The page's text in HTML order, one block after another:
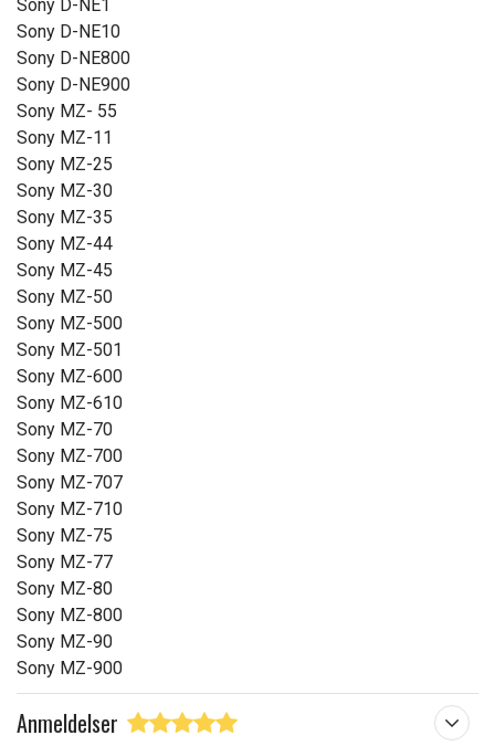
Sony D-NE1
Sony D-NE10
Sony D-NE800
Sony D-NE900
Sony MZ- 55
Sony MZ-11
Sony MZ-25
Sony MZ-30
Sony MZ-35
Sony MZ-44
Sony MZ-45
Sony MZ-50
Sony MZ-500
Sony MZ-501
Sony MZ-600
Sony MZ-610
Sony MZ-70
Sony MZ-700
Sony MZ-707
Sony MZ-710
Sony MZ-75
Sony MZ-77
Sony MZ-80
Sony MZ-800
Sony MZ-90
Sony MZ-900
Anmeldelser